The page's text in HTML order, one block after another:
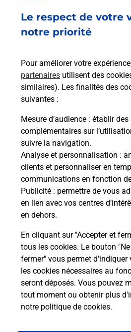
Le respect de votre
notre priorité
Pour améliorer votre
partenaires utilisent des
similaires). Les finalités des
suivantes :
Mesure d’audience : établir
complémentaires sur
suivre la navigation.
Analyse et personnalisation :
clients et personnaliser en
communications en fonction
Publicité : permettre de vous
en lien avec vos centres
en dehors.
En cliquant sur "Accepter et
tous les cookies. Le bouton
fermer" vous permet d'indiquer
les cookies nécessaires au
seront déposés. Vous pouvez
tout moment ou obtenir plus
notre politique de cookies.
La Poste
BOULOGNE
Fermé-ouvre lundi à
27 AVENUE ANDRE
92100
En savoir plus
Malin !
La Poste
en ligne
Ouvert 24h/24
En savoir plus
Recherchez un autre